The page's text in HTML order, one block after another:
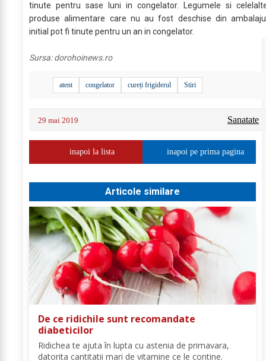
tinute pentru sase luni in congelator. Legumele si
produse alimentare care nu au fost deschise din
initial pot fi tinute pentru un an in congelator.
Sursa:dorohoinews.ro
atent congelator cureți frigiderul Stiri
29 mai 2019 Sanatate
inapoi la lista inapoi pe prima pagina
Articole similare
De ce ridichile sunt recomandate
diabeticilor
Ridichea te ajuta în lupta cu astenia de primavara,
datorita cantitatii mari de vitamine ce le contine.